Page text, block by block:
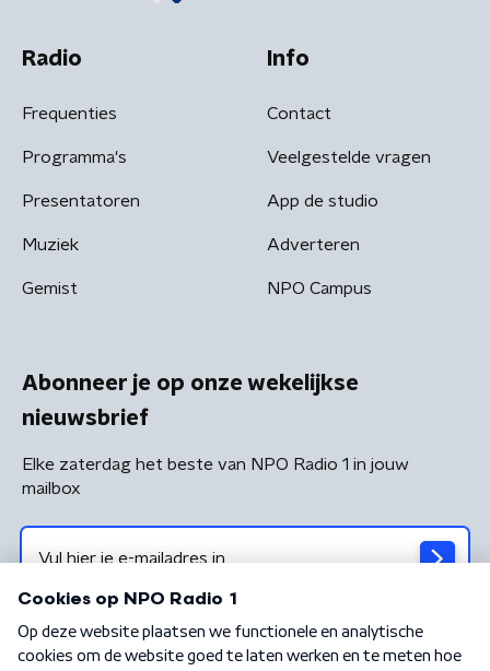
Radio
Frequenties
Programma's
Presentatoren
Muziek
Gemist
Info
Contact
Veelgestelde vragen
App de studio
Adverteren
NPO Campus
Abonneer je op onze wekelijkse
nieuwsbrief
Elke zaterdag het beste van NPO Radio 1 in jouw
mailbox